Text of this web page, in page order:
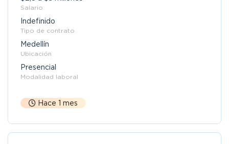
Salario
Indefinido
Tipo de contrato
Medellín
Ubicación
Presencial
Modalidad laboral
Hace 1 mes